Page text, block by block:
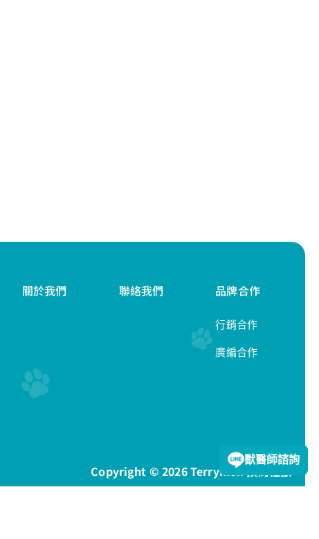
關於我們 聯絡我們 品牌合作
行銷合作
廣編合作
隱私權政策
Copyright © 2026 Terrymon 預約怪獸
獸醫師諮詢